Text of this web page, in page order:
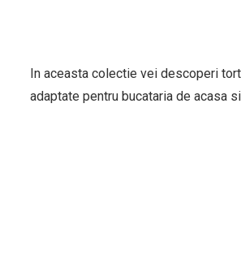
In aceasta colectie vei descoperi
adaptate pentru bucataria de acasa